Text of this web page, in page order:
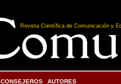
Revista Científica de Comunicación y
CONSEJEROS AUTORES